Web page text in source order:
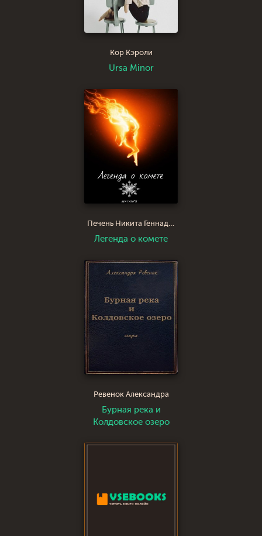
Кор Кэроли
Ursa Minor
Печень Никита Геннадьевич Матанга
Легенда о комете
Ревенок Александра
Бурная река и
Колдовское озеро